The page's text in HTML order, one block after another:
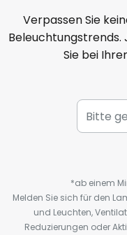
Verpassen Sie
Beleuchtungstrends.
Sie bei
*ab einem
Melden Sie sich für den
und Leuchten,
Reduzierungen oder